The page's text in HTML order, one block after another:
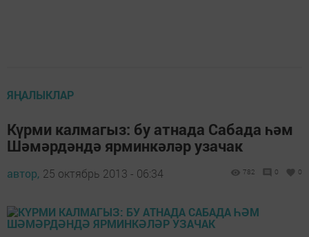
ЯҢАЛЫКЛАР
Күрми калмагыз: бу атнада Сабада һәм
Шәмәрдәндә ярминкәләр узачак
автор, 25 октябрь 2013 - 06:34 782 0 0